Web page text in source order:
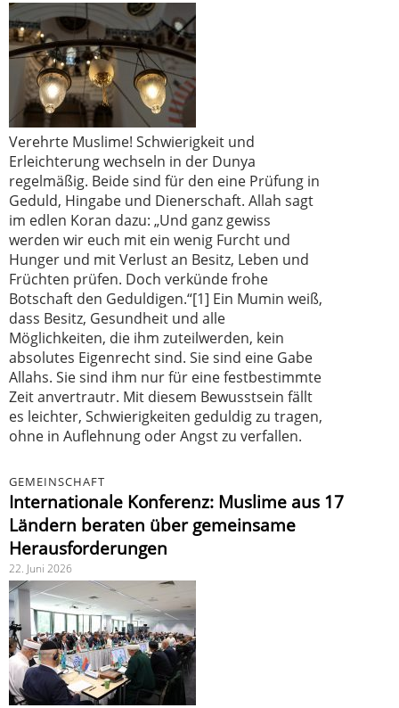
Verehrte Muslime! Schwierigkeit und
Erleichterung wechseln in der Dunya
regelmäßig. Beide sind für den eine Prüfung in
Geduld, Hingabe und Dienerschaft. Allah sagt
im edlen Koran dazu: „Und ganz gewiss
werden wir euch mit ein wenig Furcht und
Hunger und mit Verlust an Besitz, Leben und
Früchten prüfen. Doch verkünde frohe
Botschaft den Geduldigen.“[1] Ein Mumin weiß,
dass Besitz, Gesundheit und alle
Möglichkeiten, die ihm zuteilwerden, kein
absolutes Eigenrecht sind. Sie sind eine Gabe
Allahs. Sie sind ihm nur für eine festbestimmte
Zeit anvertrautr. Mit diesem Bewusstsein fällt
es leichter, Schwierigkeiten geduldig zu tragen,
ohne in Auflehnung oder Angst zu verfallen.
GEMEINSCHAFT
Internationale Konferenz: Muslime aus 17
Ländern beraten über gemeinsame
Herausforderungen
22. Juni 2026